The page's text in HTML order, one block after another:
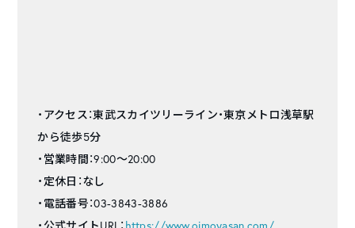
・アクセス：東武スカイツリーライン・東京メトロ浅草駅
から徒歩5分
・営業時間：9:00〜20:00
・定休日：なし
・電話番号：03-3843-3886